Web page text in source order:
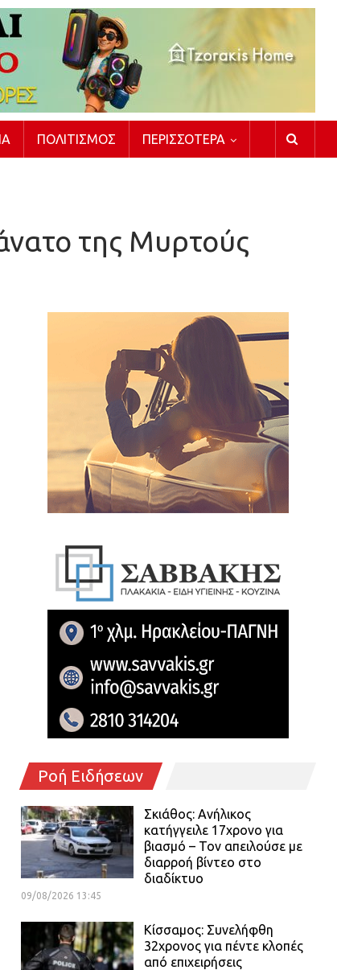
ΠΟΛΙΤΙΣΜΌΣ ΠΕΡΙΣΣΌΤΕΡΑ
της Μυρτούς
Ροή Ειδήσεων
Σκιάθος: Ανήλικος
κατήγγειλε 17χρονο για
βιασμό – Τον απειλούσε με
διαρροή βίντεο στο
διαδίκτυο
09/08/2026 13:45
Κίσσαμος: Συνελήφθη
32χρονος για πέντε κλοπές
από επιχειρήσεις